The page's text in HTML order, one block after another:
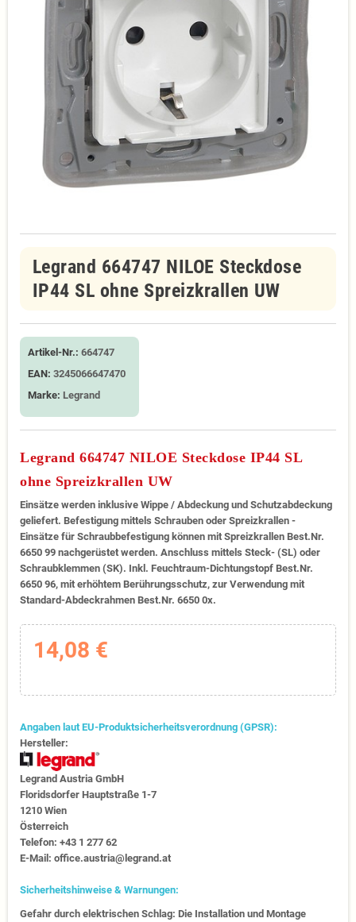
Legrand 664747 NILOE Steckdose
IP44 SL ohne Spreizkrallen UW
Artikel-Nr.: 664747
EAN: 3245066647470
Marke: Legrand
Legrand 664747 NILOE Steckdose IP44 SL
ohne Spreizkrallen UW
Einsätze werden inklusive Wippe / Abdeckung und Schutzabdeckung
geliefert. Befestigung mittels Schrauben oder Spreizkrallen -
Einsätze für Schraubbefestigung können mit Spreizkrallen Best.Nr.
6650 99 nachgerüstet werden. Anschluss mittels Steck- (SL) oder
Schraubklemmen (SK). Inkl. Feuchtraum-Dichtungstopf Best.Nr.
6650 96, mit erhöhtem Berührungsschutz, zur Verwendung mit
Standard-Abdeckrahmen Best.Nr. 6650 0x.
14,08 €
Angaben laut EU-Produktsicherheitsverordnung (GPSR):
Hersteller:
Legrand Austria GmbH
Floridsdorfer Hauptstraße 1-7
1210 Wien
Österreich
Telefon: +43 1 277 62
E-Mail: office.austria@legrand.at
Sicherheitshinweise & Warnungen:
Gefahr durch elektrischen Schlag: Die Installation und Montage